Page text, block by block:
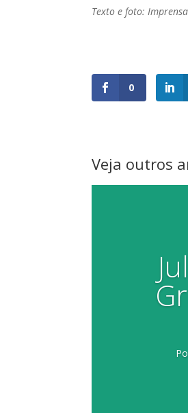
Texto e foto:
0
Veja outros